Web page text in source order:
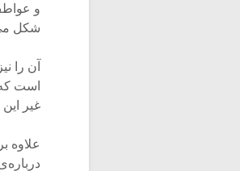
و
شکل
آن را
است
غیر
علاوه